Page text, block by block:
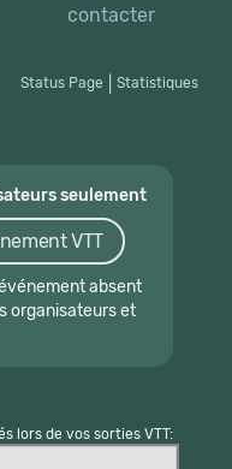
contacter
Status Page Statistiques
seulement
VTT
absent
organisateurs et
lors de vos sorties VTT: